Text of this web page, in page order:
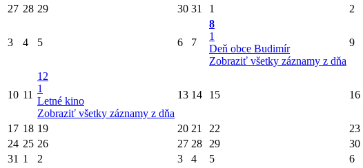
27 28 29 30 31 1 2
3 4 5 6 7
8
1
Deň obce Budimír
Zobraziť všetky záznamy z dňa
9
10 11
12
1
Letné kino
Zobraziť všetky záznamy z dňa
13 14 15 16
17 18 19 20 21 22
23
24 25 26 27 28 29
30
31 1 2 3 4 5 6